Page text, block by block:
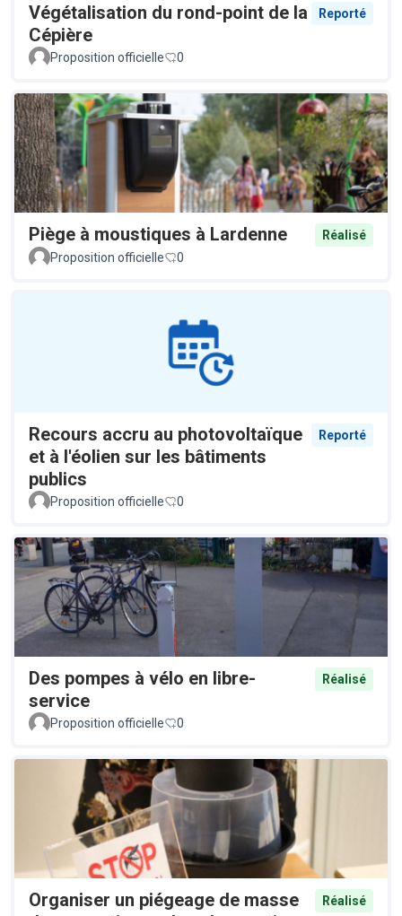
Végétalisation du rond-point de la
Cépière
Reporté
Proposition officielle 0
Piège à moustiques à Lardenne
Réalisé
Proposition officielle
0
Recours accru au photovoltaïque
et à l'éolien sur les bâtiments
publics
Reporté
Proposition officielle 0
Des pompes à vélo en libre-
service
Réalisé
Proposition officielle 0
Organiser un piégeage de masse
Réalisé